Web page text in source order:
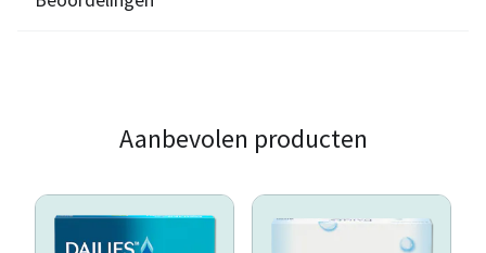
Aanbevolen producten